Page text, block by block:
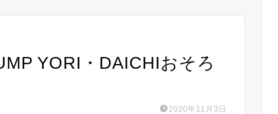
YORI・DAICHIおそろ
2020年11月3日